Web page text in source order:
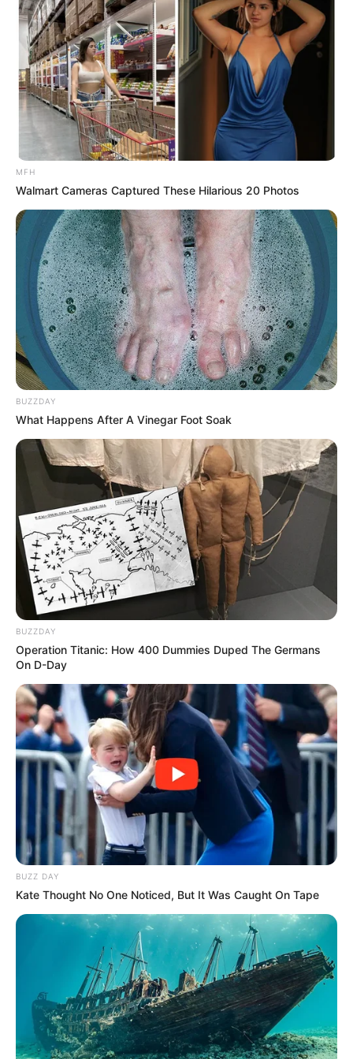
(foto: instagram/hby_official)
Daftar isi
Sosial Media Resmi
Situs Resmi: –
Facebook:OFFICIALHBY
Twitter:@Official_HBY
Instagram:@hby_official
TikTok: –
Youtube:열혈남아
Daum Cafe:officialhby
Member HBY
1.Marco
MFH
Walmart Cameras Captured These Hilarious 20 Photos
BUZZDAY
What Happens After A Vinegar Foot Soak
BUZZDAY
Operation Titanic: How 400 Dummies Duped The Germans
On D-Day
BUZZ DAY
Kate Thought No One Noticed, But It Was Caught On Tape